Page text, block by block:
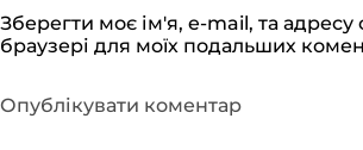
Зберегти моє ім'я, e-mail, та адресу
браузері для моїх подальших